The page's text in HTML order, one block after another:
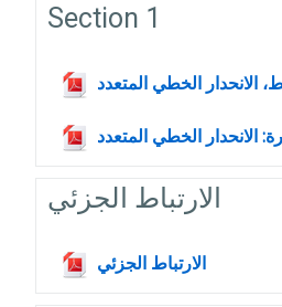
Section 1
الانحدار الخطي المتعدد
الانحدار الخطي المتعدد
الارتباط الجزئي
الارتباط الجزئي
Fichier